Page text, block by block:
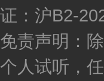
证：沪B2-
免责声明：
个人试听，